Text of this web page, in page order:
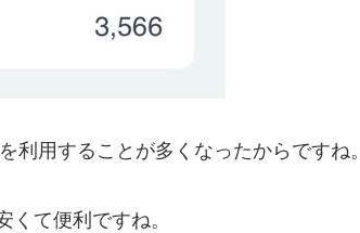
利用することが多くなったからですね。
て便利ですね。